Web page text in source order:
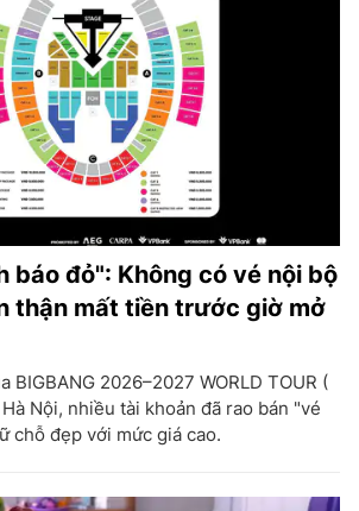
báo đỏ": Không có vé nội bộ
thận mất tiền trước giờ mở
BIGBANG 2026–2027 WORLD TOUR (
Nội, nhiều tài khoản đã rao bán "vé
chỗ đẹp với mức giá cao.